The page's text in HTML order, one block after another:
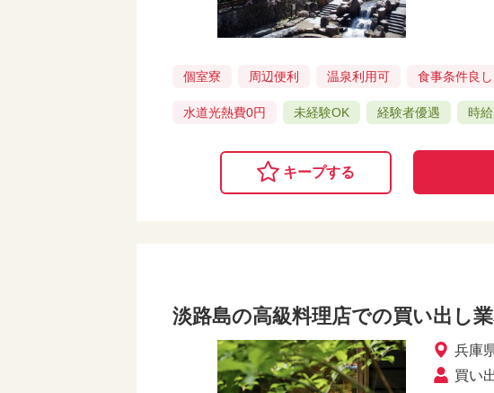
個室寮 周辺便利 温泉利用可 食事条件良し
水道光熱費0円 未経験OK 経験者優遇 時
キープする
淡路島の高級料理店での買い出し
兵庫
買い